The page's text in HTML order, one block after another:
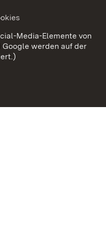
Media-Elemente von
werden auf der